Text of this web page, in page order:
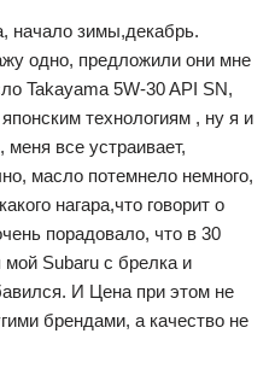
начало зимы,декабрь.
одно, предложили они мне
Takayama 5W-30 API SN,
технологиям , ну я и
меня все устраивает,
масло потемнело немного,
нагара,что говорит о
порадовало, что в 30
Subaru с брелка и
И Цена при этом не
брендами, а качество не